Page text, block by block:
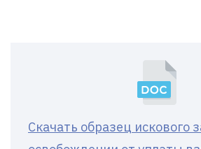
Скачать образец искового